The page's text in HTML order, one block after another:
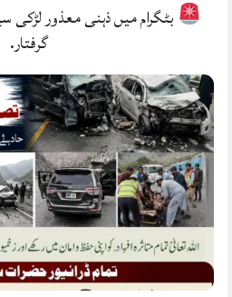
بٹگرام میں ذہنی معذور لڑکی
گرفتار.